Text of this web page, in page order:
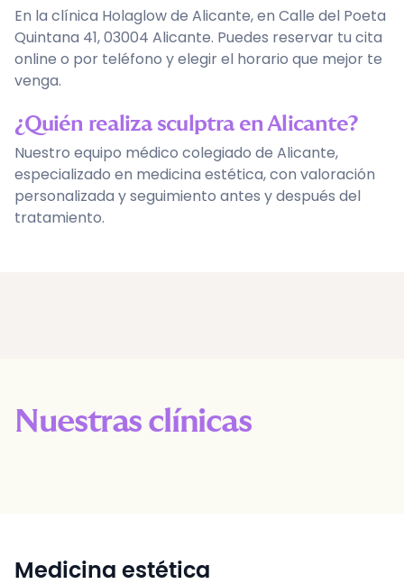
En la clínica Holaglow de Alicante, en Calle del Poeta
Quintana 41, 03004 Alicante. Puedes reservar tu cita
online o por teléfono y elegir el horario que mejor te
venga.
¿Quién realiza sculptra en Alicante?
Nuestro equipo médico colegiado de Alicante,
especializado en medicina estética, con valoración
personalizada y seguimiento antes y después del
tratamiento.
Nuestras clínicas
Medicina estética